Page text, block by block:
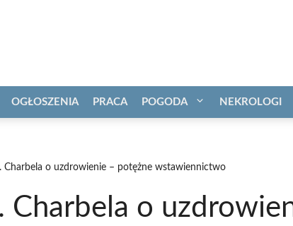
OGŁOSZENIA PRACA POGODA NEKROLOGI
Charbela o uzdrowienie – potężne wstawiennictwo
o